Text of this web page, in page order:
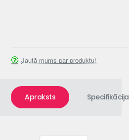
Jautā mums par produktu!
Apraksts Specifikācija